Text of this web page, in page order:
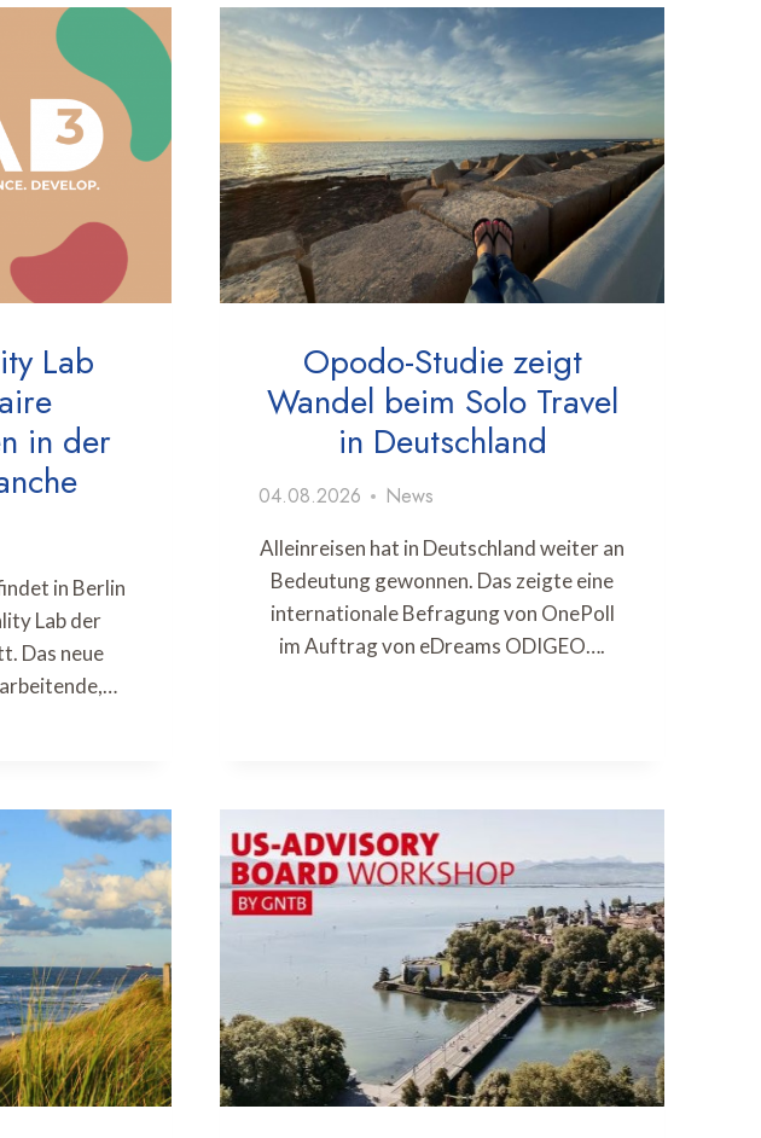
Lab
in der
in Berlin
Lab der
Das neue
Opodo-Studie zeigt
Wandel beim Solo Travel
in Deutschland
04.08.2026 News
Alleinreisen hat in Deutschland weiter an
Bedeutung gewonnen. Das zeigte eine
internationale Befragung von OnePoll
im Auftrag von eDreams ODIGEO….